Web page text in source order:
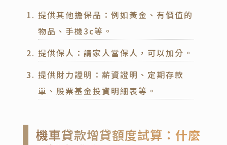
提供其他擔保品：例如黃金、有價值的
物品、手機3c等。
提供保人：請家人當保人，可以加分。
提供財力證明：薪資證明、定期存款
單、股票基金投資明細表等。
機車貸款增貸額度試算：什麼